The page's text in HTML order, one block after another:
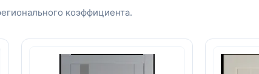
коэффициента.